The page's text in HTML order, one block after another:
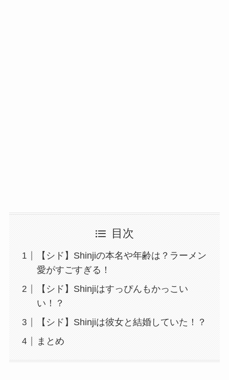
目次
【シド】Shinjiの本名や年齢は？ラーメン
愛がすごすぎる！
【シド】Shinjiはすっぴんもかっこい
い！？
【シド】Shinjiは彼女と結婚していた！？
まとめ